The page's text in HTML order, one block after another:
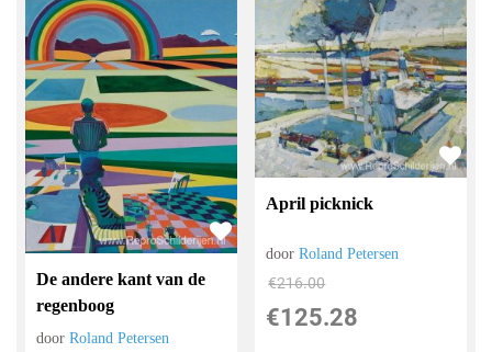
De andere kant van de
regenboog
doorRoland Petersen
April picknick
doorRoland Petersen
€216.00
€125.28